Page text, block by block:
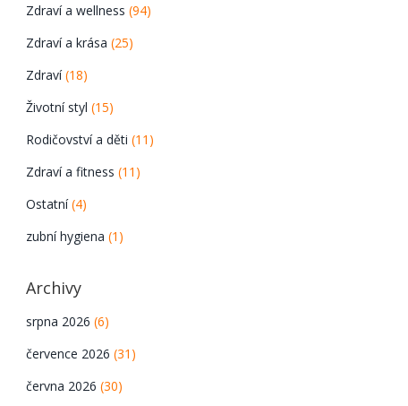
Zdraví a wellness(94)
Zdraví a krása(25)
Zdraví(18)
Životní styl(15)
Rodičovství a děti(11)
Zdraví a fitness(11)
Ostatní(4)
zubní hygiena(1)
Archivy
srpna 2026(6)
července 2026(31)
června 2026(30)